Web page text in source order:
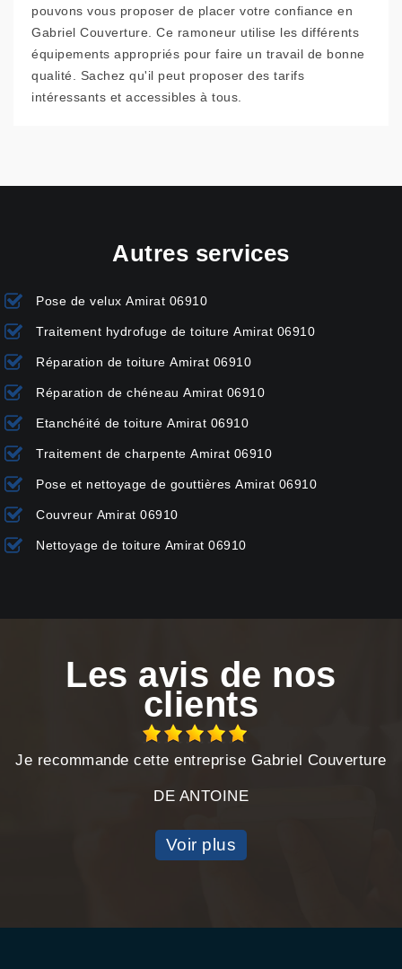
pouvons vous proposer de placer votre confiance en
Gabriel Couverture. Ce ramoneur utilise les différents
équipements appropriés pour faire un travail de bonne
qualité. Sachez qu'il peut proposer des tarifs
intéressants et accessibles à tous.
Autres services
Pose de velux Amirat 06910
Traitement hydrofuge de toiture Amirat 06910
Réparation de toiture Amirat 06910
Réparation de chéneau Amirat 06910
Etanchéité de toiture Amirat 06910
Traitement de charpente Amirat 06910
Pose et nettoyage de gouttières Amirat 06910
Couvreur Amirat 06910
Nettoyage de toiture Amirat 06910
Les avis de nos
clients
Je recommande cette entreprise Gabriel Couverture
DE ANTOINE
Voir plus